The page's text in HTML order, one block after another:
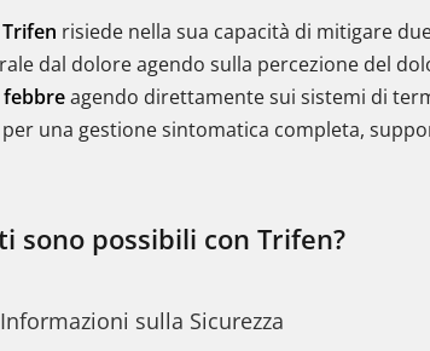
Trifen risiede nella sua capacità di mitigare
dal dolore agendo sulla percezione del
febbreagendo direttamente sui sistemi di
una gestione sintomatica completa,
sono possibili con Trifen?
sulla Sicurezza